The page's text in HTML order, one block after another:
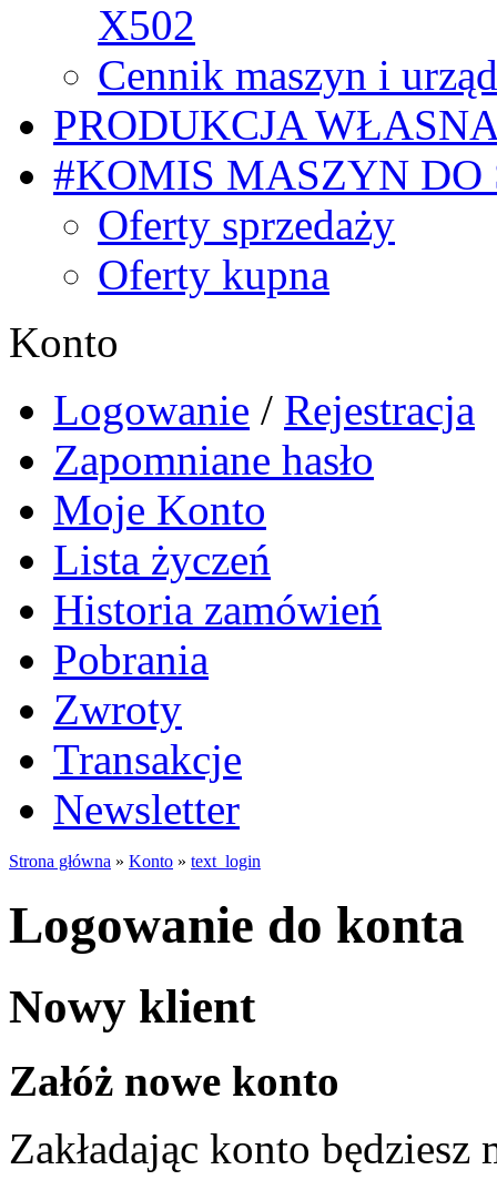
X502
Cennik maszyn i
PRODUKCJA
#KOMIS MASZYN DO
Oferty sprzedaży
Oferty kupna
Konto
Logowanie / Rejestracja
Zapomniane hasło
Moje Konto
Lista życzeń
Historia zamówień
Pobrania
Zwroty
Transakcje
Newsletter
Strona główna » Konto » text_login
Logowanie do konta
Nowy klient
Załóż nowe konto
Zakładając konto